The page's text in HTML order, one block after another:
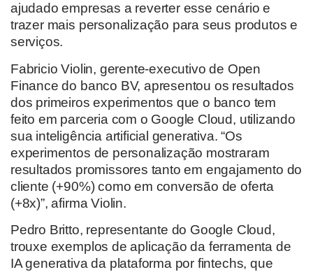
ajudado empresas a reverter esse cenário e
trazer mais personalização para seus produtos e
serviços.
Fabricio Violin, gerente-executivo de Open
Finance do banco BV, apresentou os resultados
dos primeiros experimentos que o banco tem
feito em parceria com o Google Cloud, utilizando
sua inteligência artificial generativa. “Os
experimentos de personalização mostraram
resultados promissores tanto em engajamento do
cliente (+90%) como em conversão de oferta
(+8x)”, afirma Violin.
Pedro Britto, representante do Google Cloud,
trouxe exemplos de aplicação da ferramenta de
IA generativa da plataforma por fintechs, que